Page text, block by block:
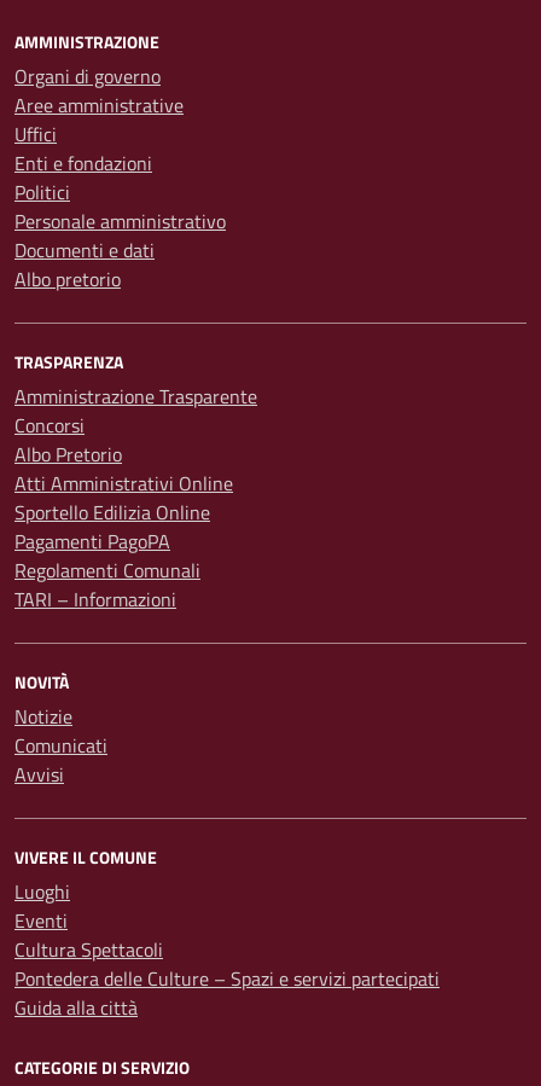
AMMINISTRAZIONE
Organi di governo
Aree amministrative
Uffici
Enti e fondazioni
Politici
Personale amministrativo
Documenti e dati
Albo pretorio
TRASPARENZA
Amministrazione Trasparente
Concorsi
Albo Pretorio
Atti Amministrativi Online
Sportello Edilizia Online
Pagamenti PagoPA
Regolamenti Comunali
TARI – Informazioni
NOVITÀ
Notizie
Comunicati
Avvisi
VIVERE IL COMUNE
Luoghi
Eventi
Cultura Spettacoli
Pontedera delle Culture – Spazi e servizi partecipati
Guida alla città
CATEGORIE DI SERVIZIO